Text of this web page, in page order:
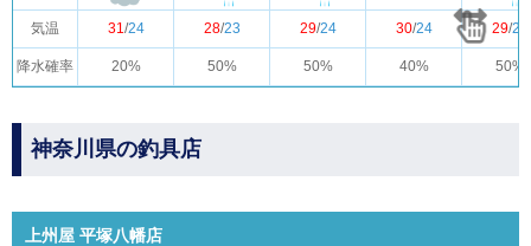
気温
降水確率
31/24 28/23 29/24 30/24 29/24
20% 50% 50% 40% 50%
神奈川県の釣具店
上州屋 平塚八幡店